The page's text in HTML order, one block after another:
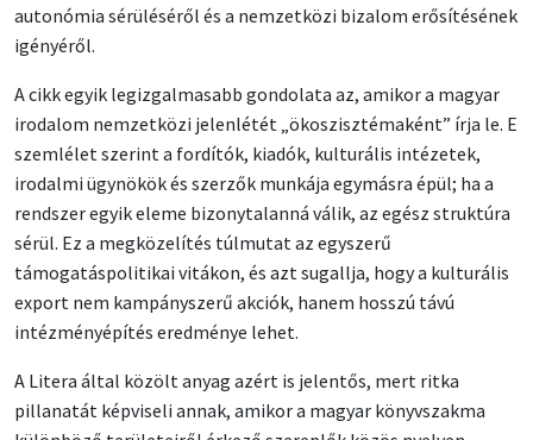
autonómia sérüléséről és a nemzetközi bizalom erősítésének
igényéről.
A cikk egyik legizgalmasabb gondolata az, amikor a magyar
irodalom nemzetközi jelenlétét „ökoszisztémaként” írja le. E
szemlélet szerint a fordítók, kiadók, kulturális intézetek,
irodalmi ügynökök és szerzők munkája egymásra épül; ha a
rendszer egyik eleme bizonytalanná válik, az egész struktúra
sérül. Ez a megközelítés túlmutat az egyszerű
támogatáspolitikai vitákon, és azt sugallja, hogy a kulturális
export nem kampányszerű akciók, hanem hosszú távú
intézményépítés eredménye lehet.
A Litera által közölt anyag azért is jelentős, mert ritka
pillanatát képviseli annak, amikor a magyar könyvszakma